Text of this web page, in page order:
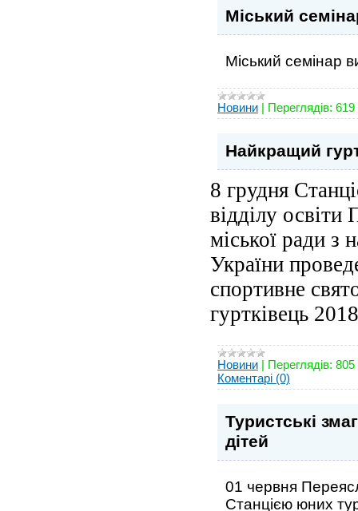
Міський
Міський семінар
Новини | Переглядів: 619
Найкращий
8 грудня
відділу
міської ради з
України
спортивне
гуртківець
Новини | Переглядів: 805
Коментарі (0)
Туристські
дітей
01 червня
Станцією юних